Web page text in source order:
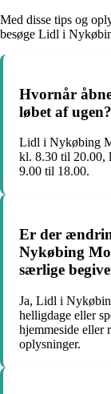
Med disse tips og
besøge Lidl i
Hvornår
løbet af ugen?
Lidl i Nykøbing
kl. 8.30 til 20.00,
9.00 til 18.00.
Er der
Nykøbing
særlige
Ja, Lidl i
helligdage eller
hjemmeside eller
oplysninger.